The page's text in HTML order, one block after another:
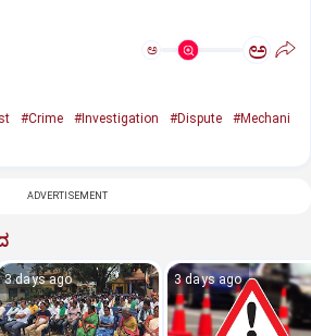
ಅ ಅ
#Crime #Investigation #Dispute
#Mechani
ADVERTISEMENT
3 days ago 3 days ago